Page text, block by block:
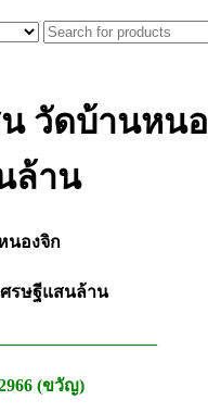
วัดบ้านหน
ล้าน
นองจิก
รษฐีแสนล้าน
(ขวัญ)